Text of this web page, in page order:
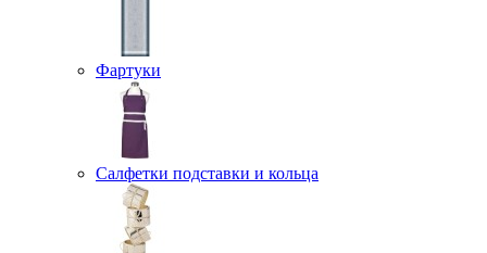
Фартуки
Салфетки подставки и кольца